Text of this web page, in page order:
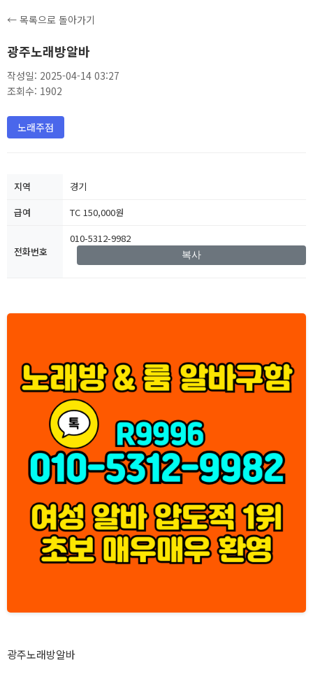
← 목록으로 돌아가기
광주노래방알바
작성일: 2025-04-14 03:27
조회수: 1902
노래주점
지역
경기
급여
TC 150,000원
전화번호
010-5312-9982
복사
광주노래방알바